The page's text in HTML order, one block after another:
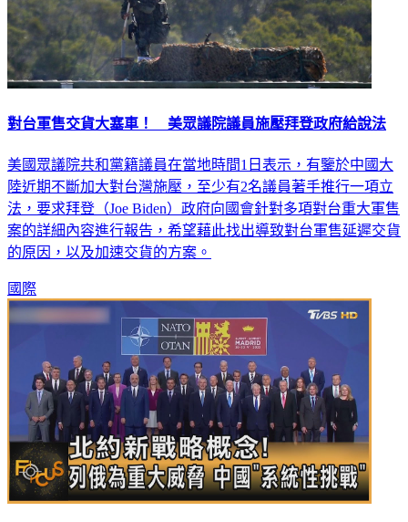
對台軍售交貨大塞車！ 美眾議院議員施壓拜登政府給說法
美國眾議院共和黨籍議員在當地時間1日表示，有鑒於中國大
陸近期不斷加大對台灣施壓，至少有2名議員著手推行一項立
法，要求拜登（Joe Biden）政府向國會針對多項對台重大軍售
案的詳細內容進行報告，希望藉此找出導致對台軍售延遲交貨
的原因，以及加速交貨的方案。
國際